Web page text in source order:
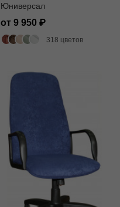
Юниверсал
от 9 950
318 цветов